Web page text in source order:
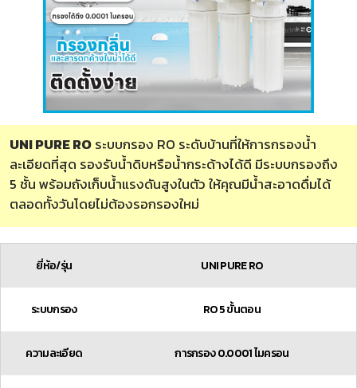
UNI PURE ROระบบกรอง RO ระดับบ้านที่ให้การกรองน้ำ
ละเอียดที่สุด รองรับน้ำดิบหรือน้ำกระด้างได้ดี มีระบบกรองถึง
5 ชั้น พร้อมถังเก็บน้ำแรงดันสูงในตัว ให้คุณมีน้ำสะอาดดื่มได้
ตลอดทั้งวันโดยไม่ต้องรอกรองใหม่
ยี่ห้อ/รุ่น UNI PURE RO
ระบบกรอง RO 5 ขั้นตอน
ความละเอียด การกรอง 0.0001 ไมครอน